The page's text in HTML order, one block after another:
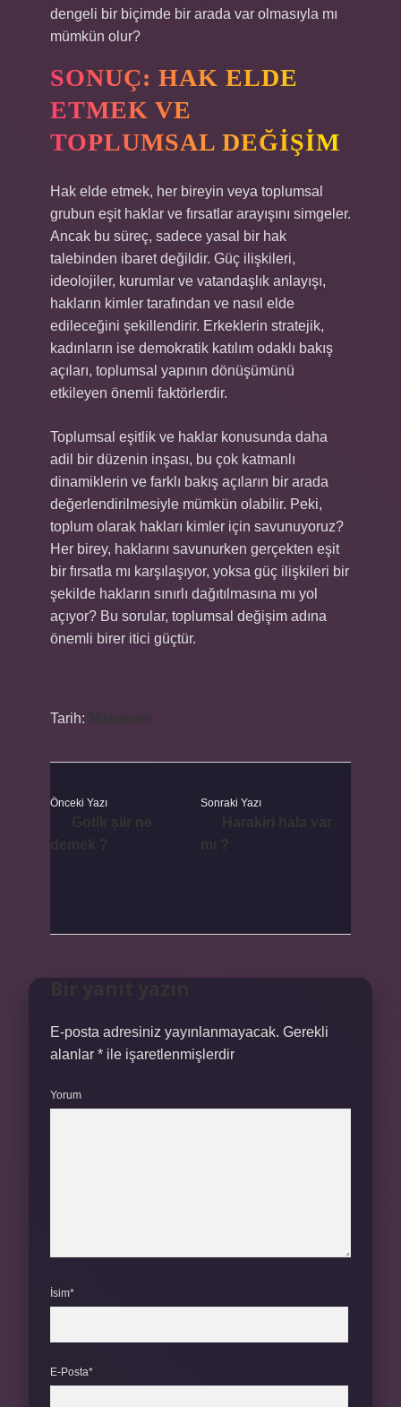
dengeli bir biçimde bir arada var olmasıyla mı
mümkün olur?
SONUÇ: HAK ELDE
ETMEK VE
TOPLUMSAL DEĞIŞIM
Hak elde etmek, her bireyin veya toplumsal
grubun eşit haklar ve fırsatlar arayışını simgeler.
Ancak bu süreç, sadece yasal bir hak
talebinden ibaret değildir. Güç ilişkileri,
ideolojiler, kurumlar ve vatandaşlık anlayışı,
hakların kimler tarafından ve nasıl elde
edileceğini şekillendirir. Erkeklerin stratejik,
kadınların ise demokratik katılım odaklı bakış
açıları, toplumsal yapının dönüşümünü
etkileyen önemli faktörlerdir.
Toplumsal eşitlik ve haklar konusunda daha
adil bir düzenin inşası, bu çok katmanlı
dinamiklerin ve farklı bakış açıların bir arada
değerlendirilmesiyle mümkün olabilir. Peki,
toplum olarak hakları kimler için savunuyoruz?
Her birey, haklarını savunurken gerçekten eşit
bir fırsatla mı karşılaşıyor, yoksa güç ilişkileri bir
şekilde hakların sınırlı dağıtılmasına mı yol
açıyor? Bu sorular, toplumsal değişim adına
önemli birer itici güçtür.
Tarih:
Önceki Yazı Sonraki Yazı
E-posta adresiniz yayınlanmayacak. Gerekli
alanlar * ile işaretlenmişlerdir
Yorum
İsim*
E-Posta*